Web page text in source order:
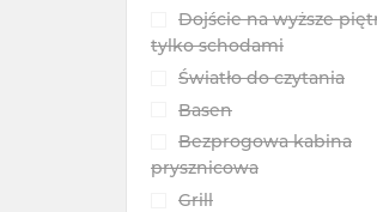
Dojście na wyższe
tylko schodami
Światło do czytania
Basen
Bezprogowa kabina
prysznicowa
Grill